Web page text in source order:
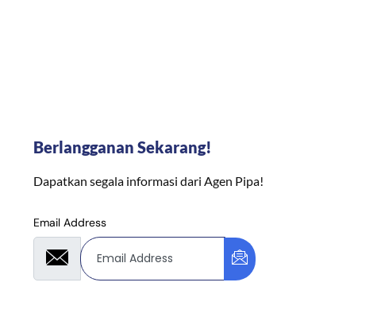
Berlangganan Sekarang!
Dapatkan segala informasi dari Agen Pipa!
Email Address